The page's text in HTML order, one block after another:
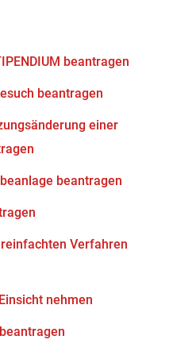
beantragen
beantragen
einer
beantragen
Verfahren
nehmen